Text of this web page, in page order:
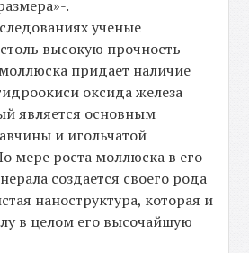
.
ученые
высокую прочность
придает наличие
оксида железа
является основным
и игольчатой
мере роста моллюска в его
создается своего рода
наноструктура, которая и
в целом его высочайшую